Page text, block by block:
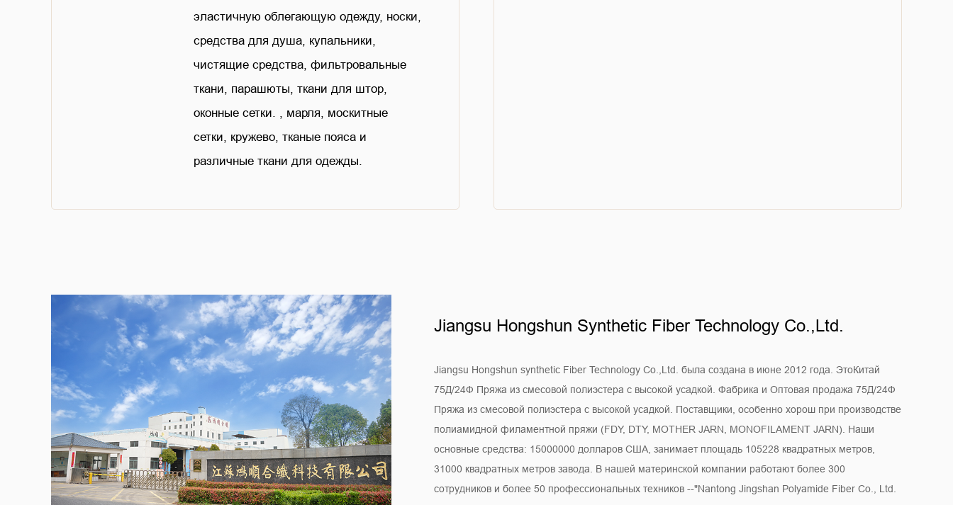
эластичную облегающую одежду, носки,
средства для душа, купальники,
чистящие средства, фильтровальные
ткани, парашюты, ткани для штор,
оконные сетки. , марля, москитные
сетки, кружево, тканые пояса и
различные ткани для одежды.
Jiangsu Hongshun Synthetic Fiber Technology Co.,Ltd.
Jiangsu Hongshun synthetic Fiber Technology Co.,Ltd. была создана в июне 2012 года. ЭтоКитай
75Д/24Ф Пряжа из смесовой полиэстера с высокой усадкой. Фабрика и Оптовая продажа 75Д/24Ф
Пряжа из смесовой полиэстера с высокой усадкой. Поставщики , особенно хорош при производстве
полиамидной филаментной пряжи (FDY, DTY, MOTHER JARN, MONOFILAMENT JARN). Наши
основные средства: 15000000 долларов США, занимает площадь 105228 квадратных метров,
31000 квадратных метров завода. В нашей материнской компании работают более 300
сотрудников и более 50 профессиональных техников --"Nantong Jingshan Polyamide Fiber Co., Ltd.